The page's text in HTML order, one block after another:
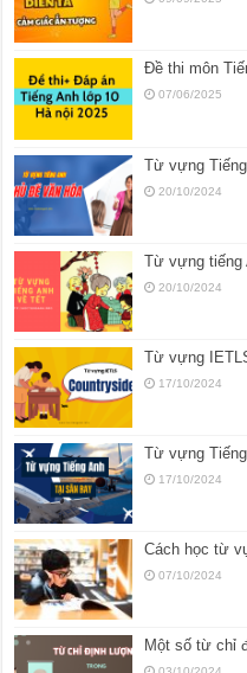
Đề thi môn
07/06/2025
Từ vựng
20/10/2024
Từ vựng tiếng
20/10/2024
Từ vựng
17/10/2024
Từ vựng
17/10/2024
Cách học từ
07/10/2024
Một số từ chỉ